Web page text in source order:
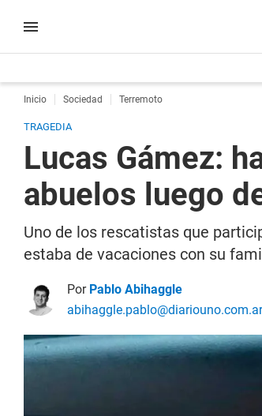
Inicio Sociedad Terremoto
TRAGEDIA
Lucas Gámez:
abuelos luego
Uno de los rescatistas que
estaba de vacaciones con su
Por Pablo Abihaggle
abihaggle.pablo@diariouno.com.ar